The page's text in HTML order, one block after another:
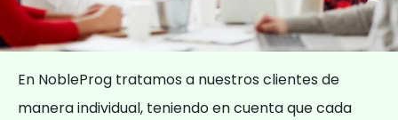
En NobleProg tratamos a nuestros clientes de
manera individual, teniendo en cuenta que cada